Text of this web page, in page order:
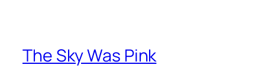
The Sky Was Pink